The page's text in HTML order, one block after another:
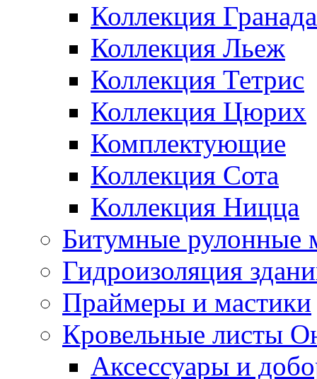
Коллекция Гранада
Коллекция Льеж
Коллекция Тетрис
Коллекция Цюрих
Комплектующие
Коллекция Сота
Коллекция Ницца
Битумные рулонные
Гидроизоляция
Праймеры и мастики
Кровельные листы
Аксессуары и